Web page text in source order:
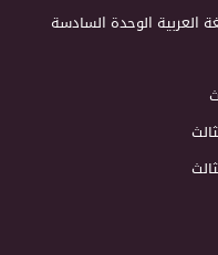
العربية الوحدة السادسة